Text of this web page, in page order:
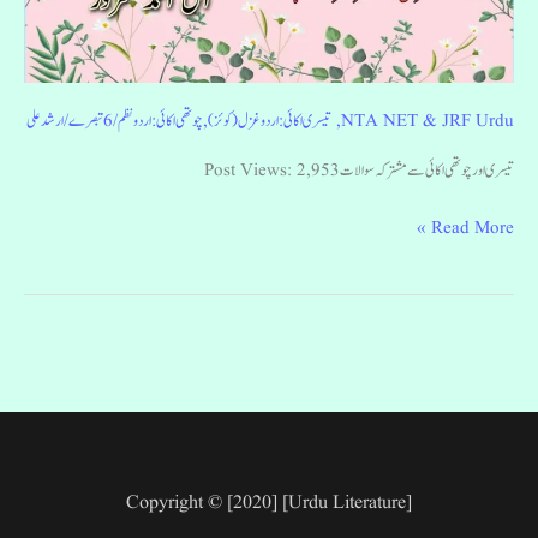
NTA NET & JRF Urdu
, تیسری اکائی: اردو غزل (کوئز),چوتھی اکائی: اردو نظم/6 تبصرے /ارشد علی
تیسری اور چوتھی اکائی سے مشترکہ سوالات Post Views: 2,953
Read More »
Copyright © [2020] [Urdu Literature]